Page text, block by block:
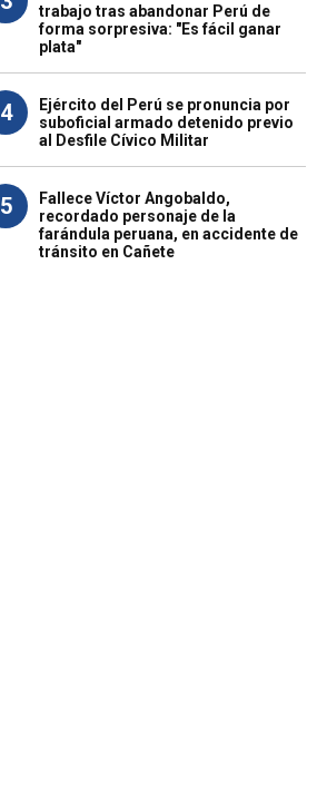
trabajo tras abandonar Perú de
forma sorpresiva: "Es fácil ganar
plata"
4
Ejército del Perú se pronuncia por
suboficial armado detenido previo
al Desfile Cívico Militar
5
Fallece Víctor Angobaldo,
recordado personaje de la
farándula peruana, en accidente de
tránsito en Cañete